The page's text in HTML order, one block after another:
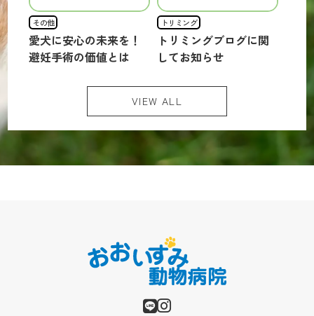
その他
愛犬に安心の未来を！
避妊手術の価値とは
トリミング
トリミングブログに関
してお知らせ
VIEW ALL